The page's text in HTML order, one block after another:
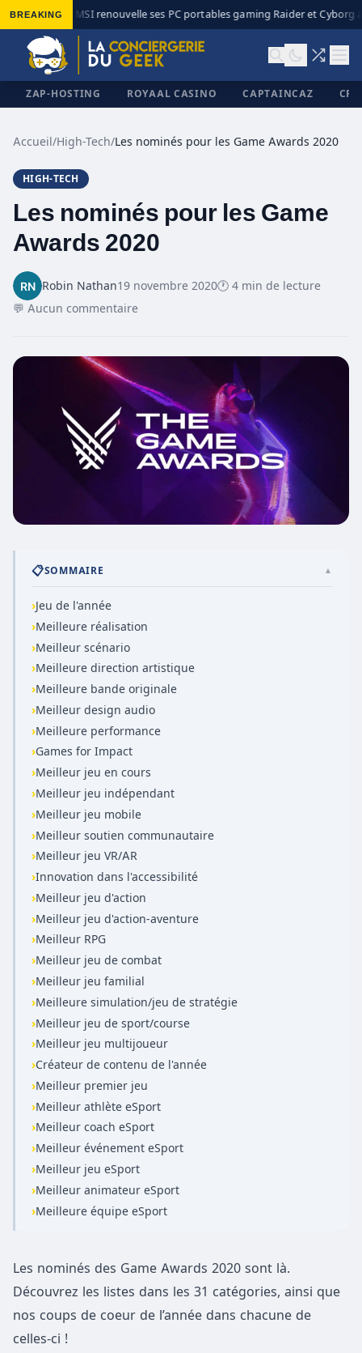
BREAKING
◆ MSI renouvelle ses PC portables gaming Raider et Cyborg
ZAP-HOSTING ROYAAL CASINO CAPTAINCAZ
Accueil/High-Tech/Les nominés pour les Game Awards 2020
HIGH-TECH
Les nominés pour les Game
Awards 2020
Robin Nathan19 novembre 2020🕐 4 min de lecture
💬 Aucun commentaire
📋SOMMAIRE ▲
›Jeu de l'année
›Meilleure réalisation
›Meilleur scénario
›Meilleure direction artistique
›Meilleure bande originale
›Meilleur design audio
›Meilleure performance
›Games for Impact
›Meilleur jeu en cours
›Meilleur jeu indépendant
›Meilleur jeu mobile
›Meilleur soutien communautaire
›Meilleur jeu VR/AR
›Innovation dans l'accessibilité
›Meilleur jeu d'action
›Meilleur jeu d'action-aventure
›Meilleur RPG
›Meilleur jeu de combat
›Meilleur jeu familial
›Meilleure simulation/jeu de stratégie
›Meilleur jeu de sport/course
›Meilleur jeu multijoueur
›Créateur de contenu de l'année
›Meilleur premier jeu
›Meilleur athlète eSport
›Meilleur coach eSport
›Meilleur événement eSport
›Meilleur jeu eSport
›Meilleur animateur eSport
›Meilleure équipe eSport
Les nominés des Game Awards 2020 sont là.
Découvrez les listes dans les 31 catégories, ainsi que
nos coups de coeur de l’année dans chacune de
celles-ci !